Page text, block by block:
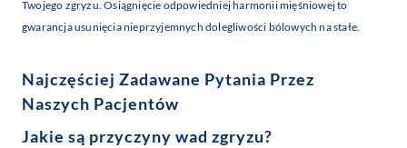
Twojego zgryzu. Osiągnięcie odpowiedniej harmonii mięśniowej to
gwarancja usunięcia nieprzyjemnych dolegliwości bólowych na stałe.
Najczęściej Zadawane Pytania Przez
Naszych Pacjentów
Jakie są przyczyny wad zgryzu?